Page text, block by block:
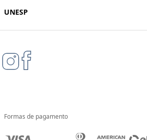
UNESP
Formas de pagamento